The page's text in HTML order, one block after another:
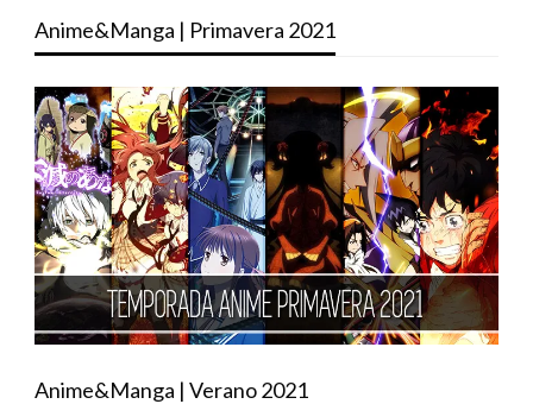
Anime&Manga | Primavera 2021
Anime&Manga | Verano 2021